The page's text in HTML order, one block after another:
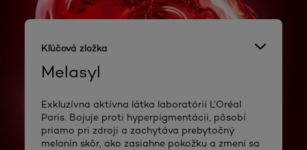
Kľúčová zložka
Melasyl
Exkluzívna aktívna látka laboratórií L’Oréal
Paris. Bojuje proti hyperpigmentácii, pôsobí
priamo pri zdroji a zachytáva prebytočný
melanín skôr, ako zasiahne pokožku a zmení sa